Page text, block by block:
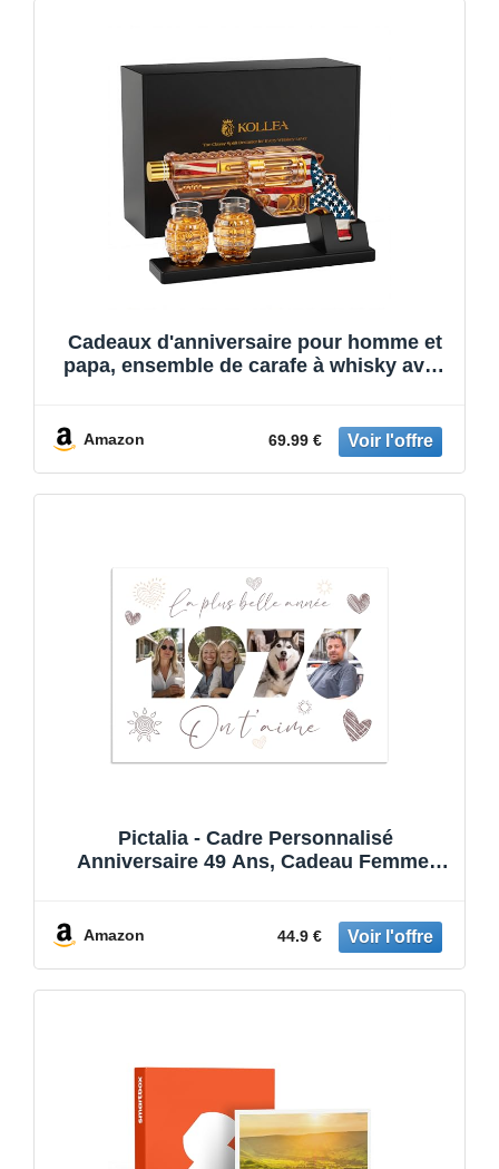
Cadeaux d'anniversaire pour homme et
papa, ensemble de carafe à whisky avec
retraite militaire, décoration amusante
Amazon 69.99 €
Pictalia - Cadre Personnalisé
Anniversaire 49 Ans, Cadeau Femme,
Pacs, Rencontre, Cadeau Retraité, Papa,
Amazon 44.9 €